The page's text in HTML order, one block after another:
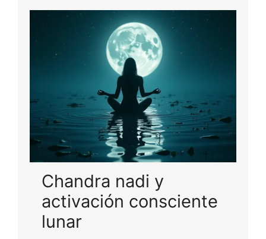
Chandra nadi y
activación consciente
lunar